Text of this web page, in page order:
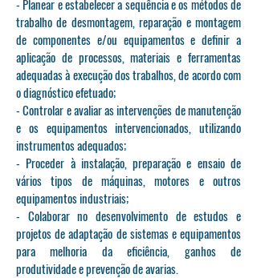
- Planear e estabelecer a sequência e os métodos de
trabalho de desmontagem, reparação e montagem
de componentes e/ou equipamentos e definir a
aplicação de processos, materiais e ferramentas
adequadas à execução dos trabalhos, de acordo com
o diagnóstico efetuado;
- Controlar e avaliar as intervenções de manutenção
e os equipamentos intervencionados, utilizando
instrumentos adequados;
- Proceder à instalação, preparação e ensaio de
vários tipos de máquinas, motores e outros
equipamentos industriais;
- Colaborar no desenvolvimento de estudos e
projetos de adaptação de sistemas e equipamentos
para melhoria da eficiência, ganhos de
produtividade e prevenção de avarias.